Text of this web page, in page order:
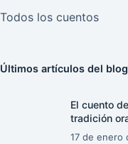
Todos los cuentos
Últimos artículos del blog
El cuento
tradición
17 de enero